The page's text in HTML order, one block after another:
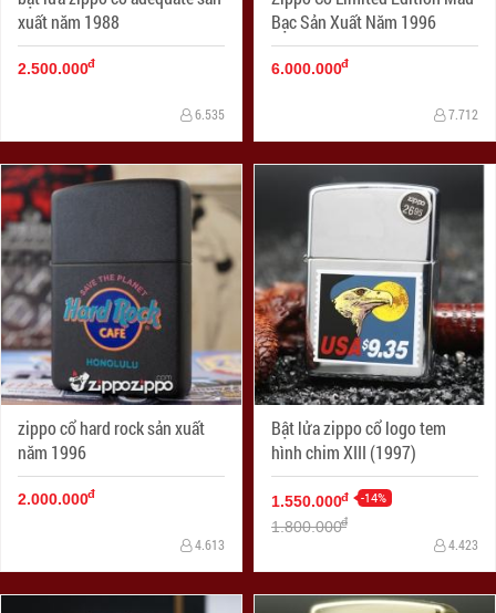
xuất năm 1988
2.500.000đ
6.535
Bạc Sản Xuất Năm 1996
6.000.000đ
7.712
zippo cổ hard rock sản xuất
năm 1996
2.000.000đ
4.613
Bật lửa zippo cổ logo tem
hình chim XIII (1997)
1.550.000đ -14%
1.800.000đ
4.423